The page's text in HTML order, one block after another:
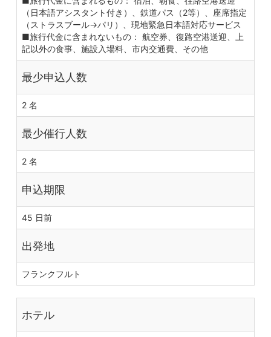
（日本語アシスタント付き）、鉄道パス（2等）、座席指定
（ストラスブール→パリ）、現地緊急日本語対応サービス
■旅行代金に含まれないもの： 航空券、復路空港送迎、上
記以外の食事、施設入場料、市内交通費、その他
最少申込人数
2 名
最少催行人数
2 名
申込期限
45 日前
出発地
フランクフルト
ホテル